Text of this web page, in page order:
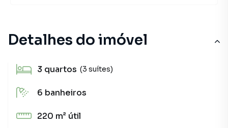
Detalhes do imóvel
3 quartos (3 suítes)
6 banheiros
220 m² útil